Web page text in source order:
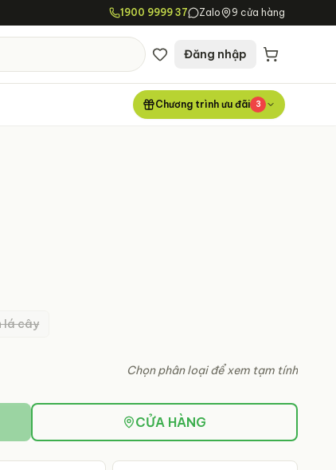
1900 9999 37 Zalo 9 cửa hàng
Đăng nhập
Chương trình ưu đãi 3
lá cây
Chọn phân loại để xem tạm tính
CỬA HÀNG